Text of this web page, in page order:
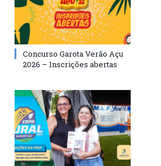
Concurso Garota Verão Açu
2026 – Inscrições abertas